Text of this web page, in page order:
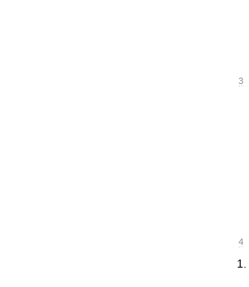
3
4